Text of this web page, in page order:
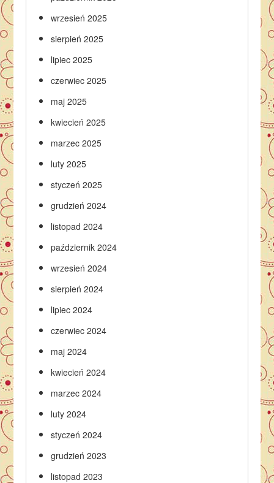
wrzesień 2025
sierpień 2025
lipiec 2025
czerwiec 2025
maj 2025
kwiecień 2025
marzec 2025
luty 2025
styczeń 2025
grudzień 2024
listopad 2024
październik 2024
wrzesień 2024
sierpień 2024
lipiec 2024
czerwiec 2024
maj 2024
kwiecień 2024
marzec 2024
luty 2024
styczeń 2024
grudzień 2023
listopad 2023